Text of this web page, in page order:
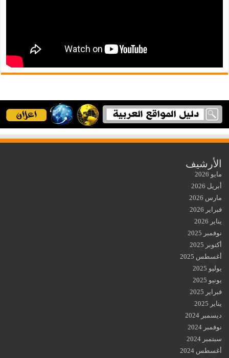
الأرشيف
مايو 2026
أبريل 2026
مارس 2026
فبراير 2026
يناير 2026
نوفمبر 2025
أكتوبر 2025
أغسطس 2025
يوليو 2025
يونيو 2025
فبراير 2025
يناير 2025
ديسمبر 2024
نوفمبر 2024
سبتمبر 2024
أغسطس 2024